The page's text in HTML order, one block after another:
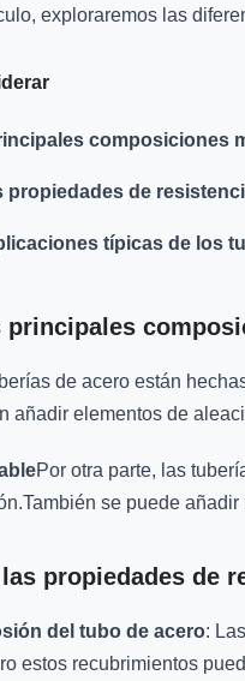
exploraremos las
composiciones
propiedades de
típicas de los
principales
de acero están
añadir elementos de
Por otra parte, las
se puede
propiedades de
del tubo de acero:
estos recubrimientos